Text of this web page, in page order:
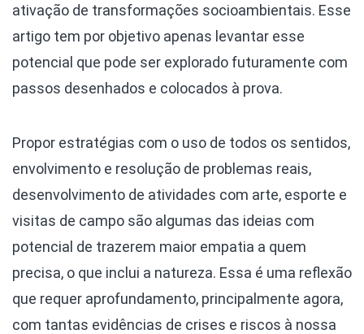
ativação de transformações socioambientais. Esse
artigo tem por objetivo apenas levantar esse
potencial que pode ser explorado futuramente com
passos desenhados e colocados à prova.
Propor estratégias com o uso de todos os sentidos,
envolvimento e resolução de problemas reais,
desenvolvimento de atividades com arte, esporte e
visitas de campo são algumas das ideias com
potencial de trazerem maior empatia a quem
precisa, o que inclui a natureza. Essa é uma reflexão
que requer aprofundamento, principalmente agora,
com tantas evidências de crises e riscos à nossa